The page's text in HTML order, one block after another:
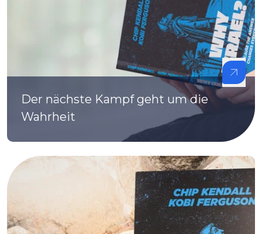
Der nächste Kampf geht um die
Wahrheit